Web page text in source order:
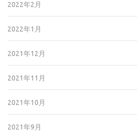
2022年2月
2022年1月
2021年12月
2021年11月
2021年10月
2021年9月